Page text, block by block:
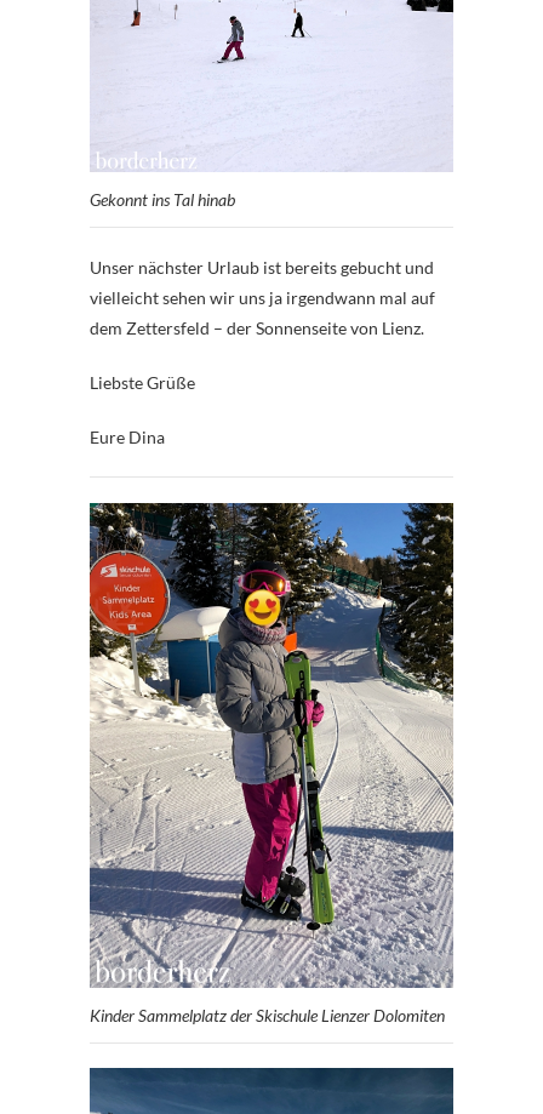
Gekonnt ins Tal hinab
Unser nächster Urlaub ist bereits gebucht und
vielleicht sehen wir uns ja irgendwann mal auf
dem Zettersfeld – der Sonnenseite von Lienz.
Liebste Grüße
Eure Dina
Kinder Sammelplatz der Skischule Lienzer Dolomiten